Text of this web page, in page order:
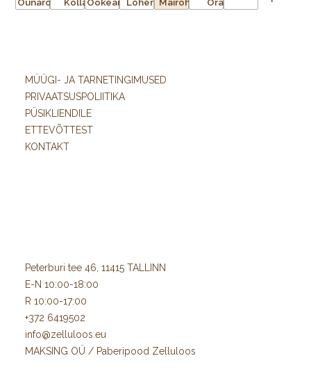
MÜÜGI- JA TARNETINGIMUSED
PRIVAATSUSPOLIITIKA
PÜSIKLIENDILE
ETTEVÕTTEST
KONTAKT
Peterburi tee 46, 11415 TALLINN
E-N 10:00-18:00
R 10:00-17:00
+372 6419502
info@zelluloos.eu
MAKSING OÜ / Paberipood Zelluloos